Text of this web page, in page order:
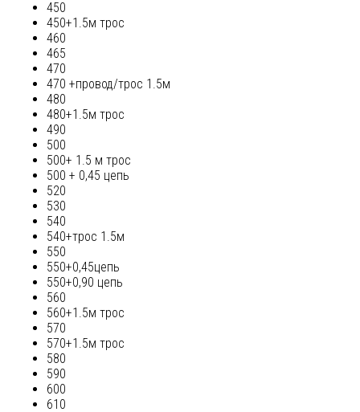
450
450+1.5м трос
460
465
470
470 +провод/трос 1.5м
480
480+1.5м трос
490
500
500+ 1.5 м трос
500 + 0,45 цепь
520
530
540
540+трос 1.5м
550
550+0,45цепь
550+0,90 цепь
560
560+1.5м трос
570
570+1.5м трос
580
590
600
610